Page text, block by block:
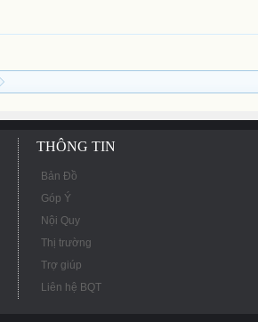
THÔNG TIN
Bản Đồ
Góp Ý
Nội Quy
Thị trường
Trợ giúp
Liên hệ BQT